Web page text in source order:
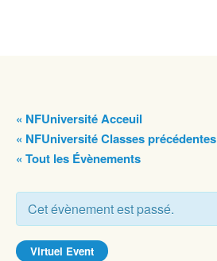
« NFUniversité Acceuil
« NFUniversité Classes précédentes
« Tout les Évènements
Cet évènement est passé.
Virtuel Event